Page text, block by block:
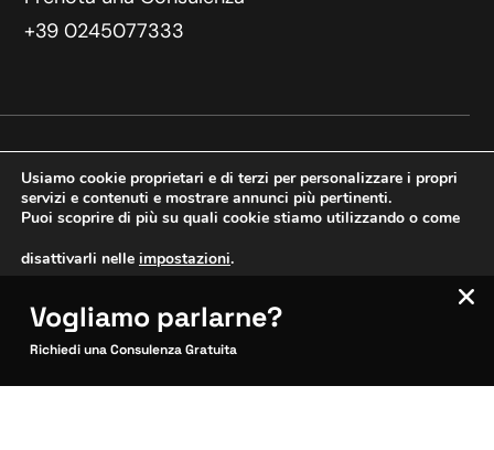
+39 0245077333
Copyright © 2025 WeDoDigital
Creazione e sviluppo siti web
SITOCERTO®
Questo sito è attendibile
Usiamo cookie proprietari e di terzi per personalizzare i propri
servizi e contenuti e mostrare annunci più pertinenti.
Puoi scoprire di più su quali cookie stiamo utilizzando o come
disattivarli nelle impostazioni.
Accetta Impostazioni
Vogliamo parlarne?
Richiedi una Consulenza Gratuita